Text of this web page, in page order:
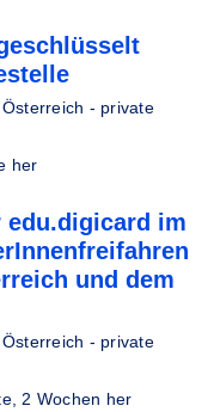
Österreich - private
her
edu.digicard im
und dem
Österreich - private
2 Wochen her